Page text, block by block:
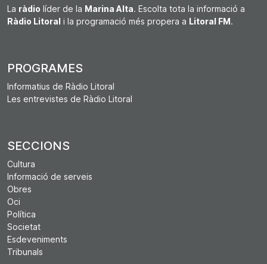
La ràdio líder de la Marina Alta. Escolta tota la informació a
Ràdio Litoral i la programació més propera a Litoral FM.
PROGRAMES
Informatius de Ràdio Litoral
Les entrevistes de Ràdio Litoral
SECCIONS
Cultura
Informació de serveis
Obres
Oci
Política
Societat
Esdeveniments
Tribunals